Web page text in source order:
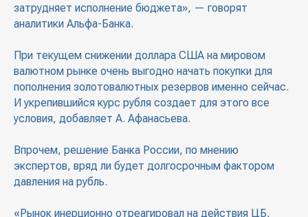
затрудняет исполнение бюджета», — говорят
аналитики Альфа-Банка.
При текущем снижении доллара США на мировом
валютном рынке очень выгодно начать покупки для
пополнения золотовалютных резервов именно сейчас.
И укрепившийся курс рубля создает для этого все
условия, добавляет А. Афанасьева.
Впрочем, решение Банка России, по мнению
экспертов, вряд ли будет долгосрочным фактором
давления на рубль.
«Рынок инерционно отреагировал на действия ЦБ,